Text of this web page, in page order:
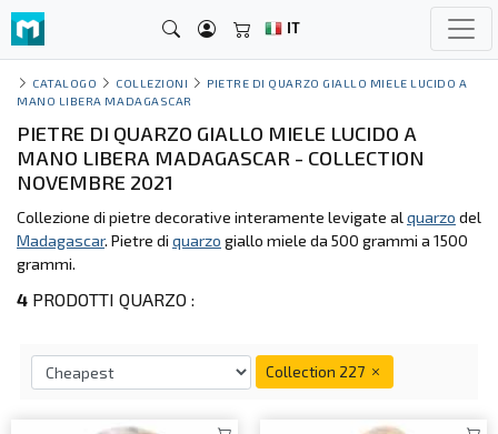
IT
CATALOGO COLLEZIONI
PIETRE DI QUARZO GIALLO MIELE LUCIDO A
MANO LIBERA MADAGASCAR
PIETRE DI QUARZO GIALLO MIELE LUCIDO A
MANO LIBERA MADAGASCAR - COLLECTION
NOVEMBRE 2021
Collezione di pietre decorative interamente levigate al quarzo del
Madagascar. Pietre di quarzo giallo miele da 500 grammi a 1500
grammi.
4 PRODOTTI QUARZO :
Collection 227